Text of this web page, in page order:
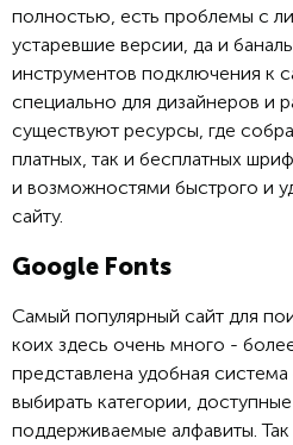
полностью, есть проблемы с
устаревшие версии, да и
инструментов подключения к
специально для дизайнеров и
существуют ресурсы, где
платных, так и бесплатных
и возможностями быстрого и
сайту.
Google Fonts
Самый популярный сайт для
коих здесь очень много -
представлена удобная
выбирать категории, доступные
поддерживаемые алфавиты.